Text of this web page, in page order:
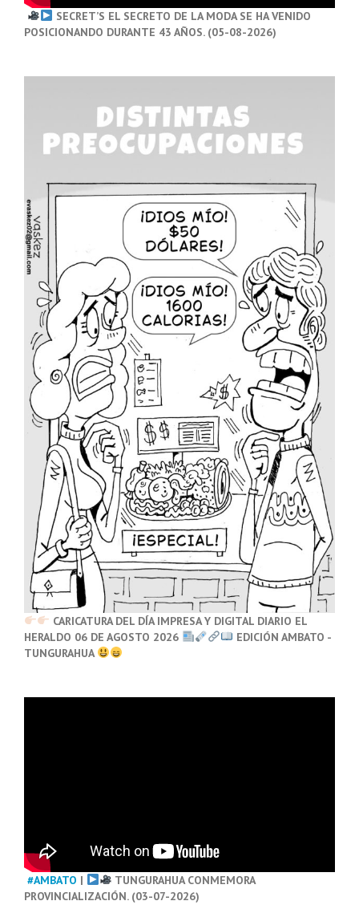
SECRET’S EL SECRETO DE LA MODA SE HA VENIDO
POSICIONANDO DURANTE 43 AÑOS. (05-08-2026)
CARICATURA DEL DÍA IMPRESA Y DIGITAL DIARIO EL
HERALDO 06 DE AGOSTO 2026
EDICIÓN AMBATO -
TUNGURAHUA
#AMBATO |
TUNGURAHUA CONMEMORA
PROVINCIALIZACIÓN. (03-07-2026)